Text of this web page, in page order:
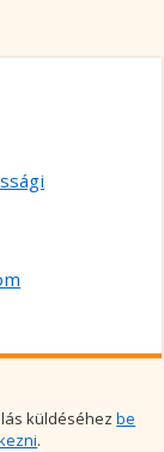
küldéséhezbe
.